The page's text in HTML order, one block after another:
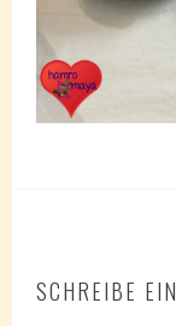
SCHREIBE